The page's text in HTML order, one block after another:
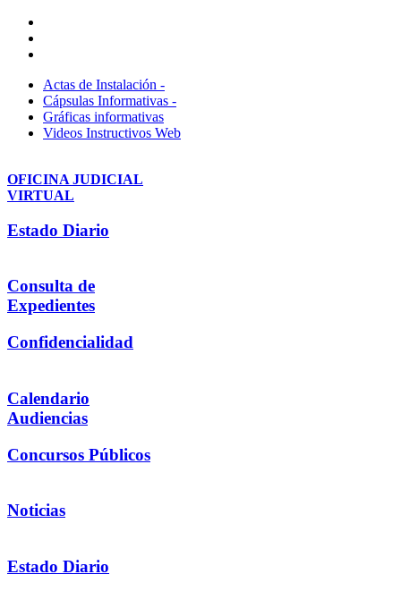
Actas de Instalación -
Cápsulas Informativas -
Gráficas informativas
Videos Instructivos Web
OFICINA JUDICIAL
VIRTUAL
Estado Diario
Consulta de
Expedientes
Confidencialidad
Calendario
Audiencias
Concursos Públicos
Noticias
Estado Diario